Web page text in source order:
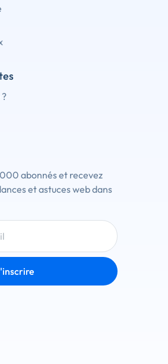
abonnés et recevez
et astuces web dans